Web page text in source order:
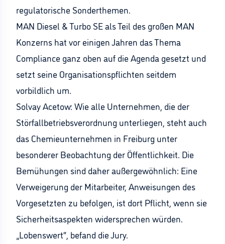
regulatorische Sonderthemen.
MAN Diesel & Turbo SE als Teil des großen MAN
Konzerns hat vor einigen Jahren das Thema
Compliance ganz oben auf die Agenda gesetzt und
setzt seine Organisationspflichten seitdem
vorbildlich um.
Solvay Acetow: Wie alle Unternehmen, die der
Störfallbetriebsverordnung unterliegen, steht auch
das Chemieunternehmen in Freiburg unter
besonderer Beobachtung der Öffentlichkeit. Die
Bemühungen sind daher außergewöhnlich: Eine
Verweigerung der Mitarbeiter, Anweisungen des
Vorgesetzten zu befolgen, ist dort Pflicht, wenn sie
Sicherheitsaspekten widersprechen würden.
„Lobenswert“, befand die Jury.